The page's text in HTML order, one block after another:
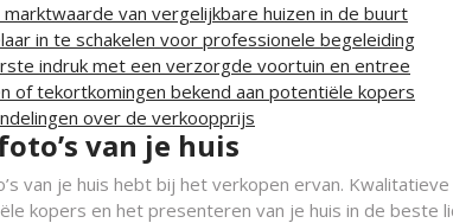
van vergelijkbare huizen in de buurt
in te schakelen voor professionele begeleiding
indruk met een verzorgde voortuin en entree
of tekortkomingen bekend aan potentiële kopers
over de verkoopprijs
van je huis
van je huis hebt bij het verkopen ervan.
kopers en het presenteren van je huis in de beste